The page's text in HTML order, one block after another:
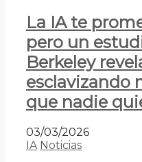
La IA te
pero un
Berkeley
esclavizando
que nadie
03/03/2026
IA Noticias